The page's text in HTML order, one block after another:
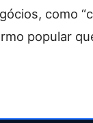
como
popular